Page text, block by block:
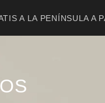
A LA PENÍNSULA A